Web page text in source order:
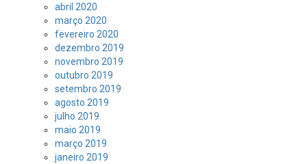
abril 2020
março 2020
fevereiro 2020
dezembro 2019
novembro 2019
outubro 2019
setembro 2019
agosto 2019
julho 2019
maio 2019
março 2019
janeiro 2019